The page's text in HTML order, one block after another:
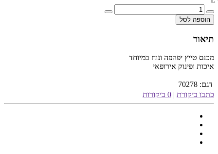
הוספה לסל
תיאור
מכנס טייץ יפהפה ונוח במיוחד
איכות ופינוק אירופאי
דגם: 70278
כתבו ביקורת | 0 ביקורות